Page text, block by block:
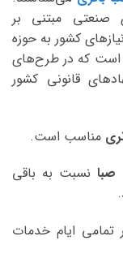
صنعتی مبتنی بر
کشور به حوزه
است که در طرح‌های
قانونی کشور
مناسب است.
صبانسبت به باقی
ایام خدمات